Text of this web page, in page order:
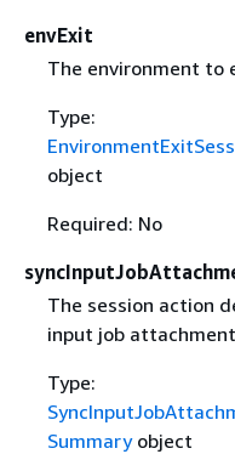
envExit
The environment to
Type:
object
Required: No
The session action
input job
Type:
Summaryobject